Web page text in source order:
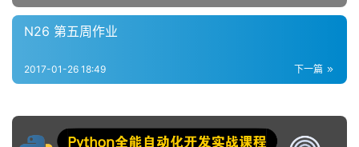
N26 第五周作业
下一篇
2017-01-26 18:49